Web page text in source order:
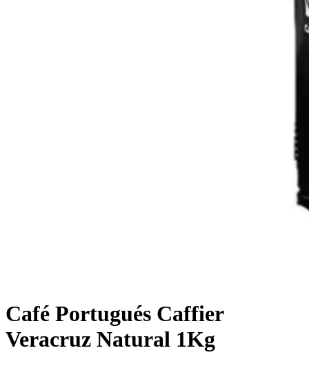
Café Portugués Caffier
Veracruz Natural 1Kg